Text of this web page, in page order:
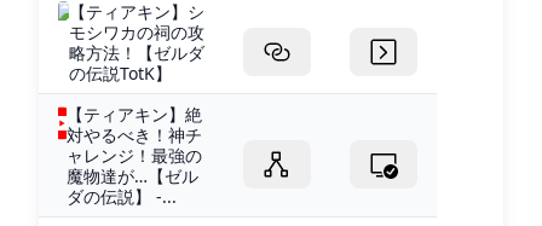
【ティアキン】シ
モシワカの祠の攻
略方法！【ゼルダ
の伝説TotK】
【ティアキン】絶
対やるべき！神チ
ャレンジ！最強の
魔物達が…【ゼル
ダの伝説】 -...